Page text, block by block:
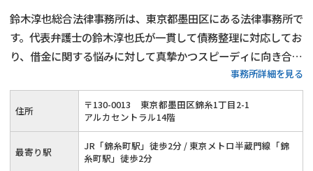
鈴木淳也総合法律事務所は、東京都墨田区にある法律事務所で
す。代表弁護士の鈴木淳也氏が一貫して債務整理に対応してお
り、借金に関する悩みに対して真摯かつスピーディに向き合っ
てくれるのが特徴です。任意整理・自己破産・個人再生など、
各手続きについて詳しく相談でき、生活再建に向けた法的支援
が受けられます。
事務所詳細を見る
住所 〒130-0013
東京都墨田区錦糸1丁目2-1
アルカセントラル14階
最寄り駅
JR「錦糸町駅」徒歩2分 / 東京メトロ半蔵門線「錦
糸町駅」徒歩2分